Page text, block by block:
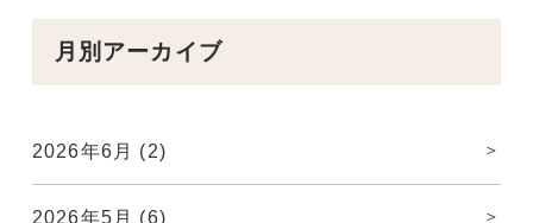
月別アーカイブ
2026年6月 (2)
2026年5月 (6)